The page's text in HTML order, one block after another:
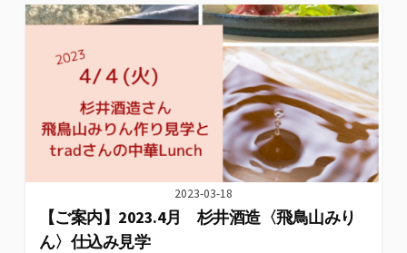
ゴ
リ
2023-03-18
【ご案内】2023.4月 杉井酒造〈飛鳥山みり
ん〉仕込み見学